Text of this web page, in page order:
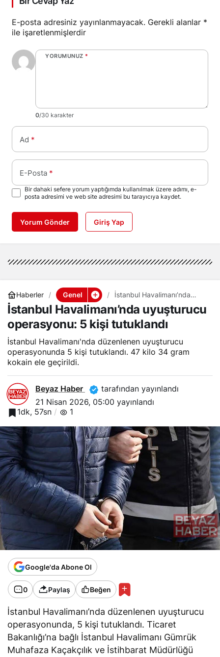
E-posta adresiniz yayınlanmayacak. Gerekli alanlar *
ile işaretlenmişlerdir
YORUMUNUZ *
0/30 karakter
Ad *
E-Posta *
Bir dahaki sefere yorum yaptığımda kullanılmak üzere adımı, e-
posta adresimi ve web site adresimi bu tarayıcıya kaydet.
Yorum Gönder Giriş Yap
Haberler Genel
İstanbul Havalimanı’nda
uyuşturucu operasyonu: 5
kişi tutuklandı
İstanbul Havalimanı’nda uyuşturucu
operasyonu: 5 kişi tutuklandı
İstanbul Havalimanı'nda düzenlenen uyuşturucu
operasyonunda 5 kişi tutuklandı. 47 kilo 34 gram
kokain ele geçirildi.
Beyaz Haber
tarafından yayınlandı
21 Nisan 2026, 05:00 yayınlandı
1dk, 57sn
1
Google'da Abone Ol
0 Paylaş Beğen
İstanbul Havalimanı’nda düzenlenen uyuşturucu
operasyonunda, 5 kişi tutuklandı. Ticaret
Bakanlığı’na bağlı İstanbul Havalimanı Gümrük
Muhafaza Kaçakçılık ve İstihbarat Müdürlüğü